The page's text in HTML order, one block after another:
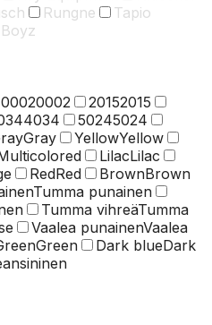
Rungne
Tapio
00020002 20152015
4034 50245024
Gray YellowYellow
LilacLilac
RedRed BrownBrown
Tumma punainen
Tumma vihreäTumma
Vaalea punainenVaalea
Green Dark blueDark